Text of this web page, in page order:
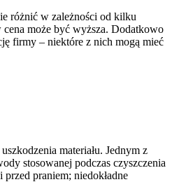
różnić w zależności od kilku
może być wyższa. Dodatkowo
firmy – niektóre z nich mogą mieć
materiału. Jednym z
stosowanej podczas czyszczenia
praniem; niedokładne